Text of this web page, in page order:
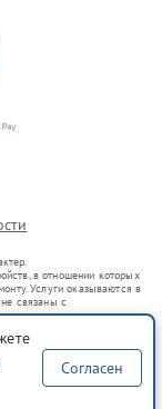
в отношении которых
Услуги оказываются в
связаны с
оборот в соответствии
услуг или введения
услугах по
определяемой
Согласен